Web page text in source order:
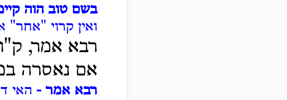
בשם טוב הוה
ואין קרוי "אחר"
רבא אמר,
אם נאסרה
רבא אמר - האי